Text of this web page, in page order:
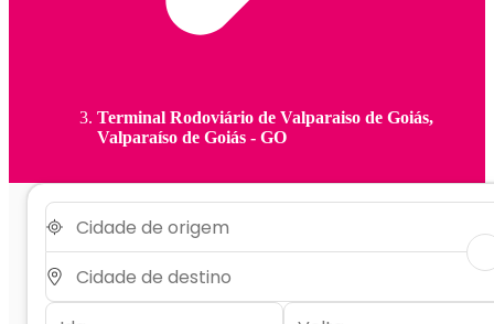
Terminal Rodoviário de Valparaiso de Goiás,
Valparaíso de Goiás - GO